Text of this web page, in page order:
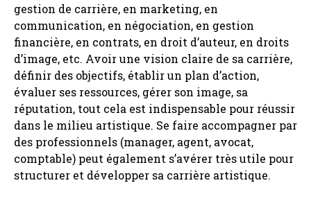
gestion de carrière, en marketing, en
communication, en négociation, en gestion
financière, en contrats, en droit d’auteur, en droits
d’image, etc. Avoir une vision claire de sa carrière,
définir des objectifs, établir un plan d’action,
évaluer ses ressources, gérer son image, sa
réputation, tout cela est indispensable pour réussir
dans le milieu artistique. Se faire accompagner par
des professionnels (manager, agent, avocat,
comptable) peut également s’avérer très utile pour
structurer et développer sa carrière artistique.